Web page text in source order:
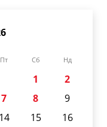
Пт Сб Нд
1
2
7 8
9
14 15
16